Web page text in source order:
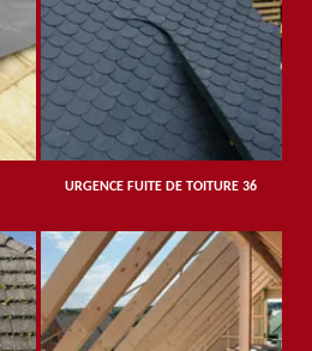
URGENCE FUITE DE TOITURE 36